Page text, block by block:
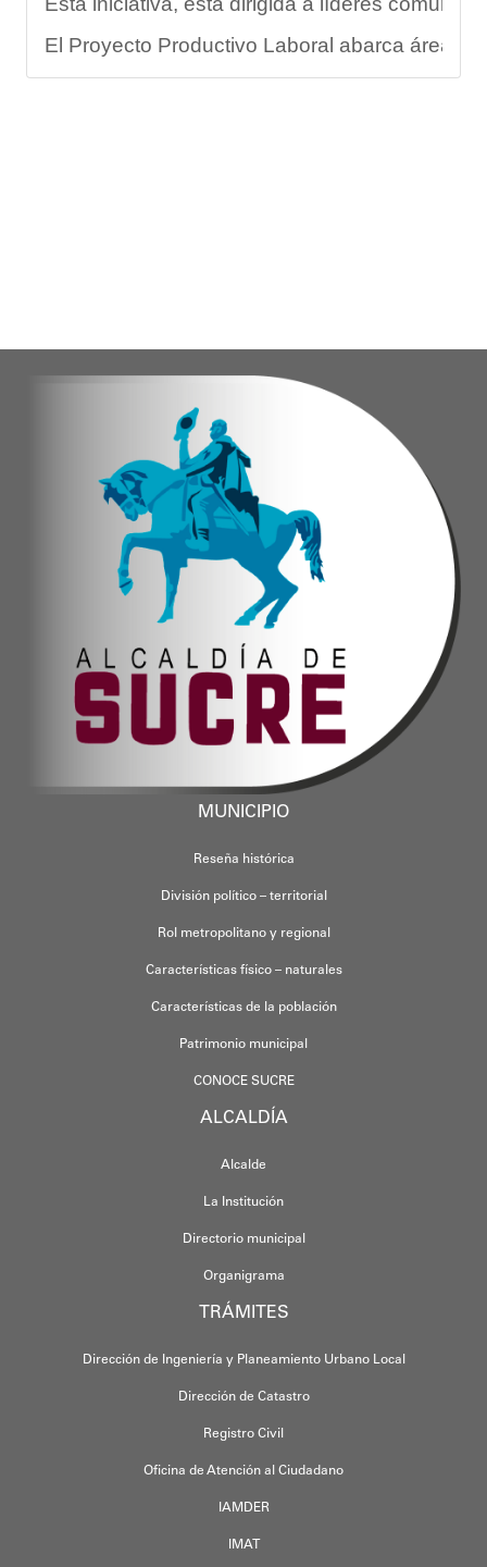
El Proyecto Productivo Laboral abarca áreas
Este programa no solo abarca el rendimiento
MUNICIPIO
Reseña histórica
División político – territorial
Rol metropolitano y regional
Características físico – naturales
Características de la población
Patrimonio municipal
CONOCE SUCRE
ALCALDÍA
Alcalde
La Institución
Directorio municipal
Organigrama
TRÁMITES
Dirección de Ingeniería y Planeamiento Urbano Local
Dirección de Catastro
Registro Civil
Oficina de Atención al Ciudadano
IAMDER
IMAT